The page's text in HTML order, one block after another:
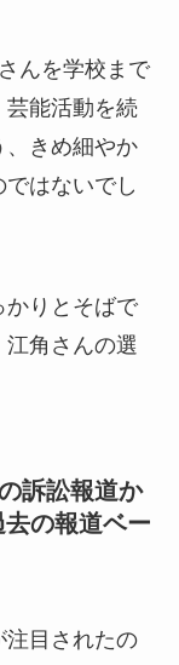
んを学校まで
能活動を続
、きめ細やか
はないでし
かりとそばで
角さんの選
訴訟報道か
の報道ベー
注目されたの